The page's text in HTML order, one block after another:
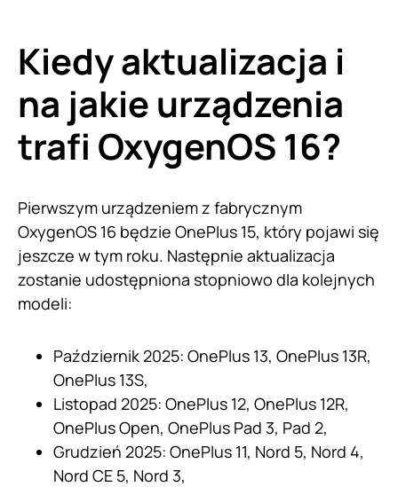
Kiedy aktualizacja i
na jakie urządzenia
trafi OxygenOS 16?
Pierwszym urządzeniem z fabrycznym
OxygenOS 16 będzie OnePlus 15, który pojawi się
jeszcze w tym roku. Następnie aktualizacja
zostanie udostępniona stopniowo dla kolejnych
modeli:
Październik 2025: OnePlus 13, OnePlus 13R,
OnePlus 13S,
Listopad 2025: OnePlus 12, OnePlus 12R,
OnePlus Open, OnePlus Pad 3, Pad 2,
Grudzień 2025: OnePlus 11, Nord 5, Nord 4,
Nord CE 5, Nord 3,